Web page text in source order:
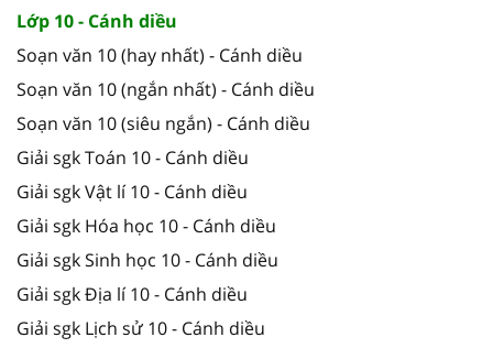
Lớp 10 - Cánh diều
Soạn văn 10 (hay nhất) - Cánh diều
Soạn văn 10 (ngắn nhất) - Cánh diều
Soạn văn 10 (siêu ngắn) - Cánh diều
Giải sgk Toán 10 - Cánh diều
Giải sgk Vật lí 10 - Cánh diều
Giải sgk Hóa học 10 - Cánh diều
Giải sgk Sinh học 10 - Cánh diều
Giải sgk Địa lí 10 - Cánh diều
Giải sgk Lịch sử 10 - Cánh diều